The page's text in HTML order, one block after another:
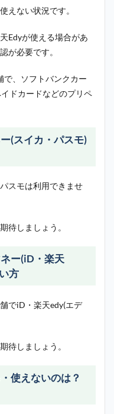
えない状況です。
Edyが使える場合があ
が必要です。
で、ソフトバンクカー
イドカードなどのプリペ
(スイカ・パスモ)
スモは利用できませ
待しましょう。
ー(iD・楽天
方
でiD・楽天edy(エデ
待しましょう。
使えないのは？